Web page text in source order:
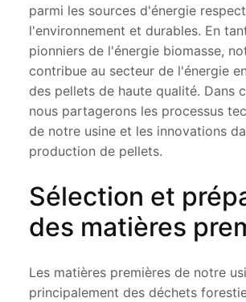
parmi les sources d'énergie
l'environnement et durables. En
pionniers de l'énergie biomasse,
contribue au secteur de l'énergie
des pellets de haute qualité. Dans
nous partagerons les processus
de notre usine et les innovations
production de pellets.
Sélection et
des matières
Les matières premières de notre
principalement des déchets